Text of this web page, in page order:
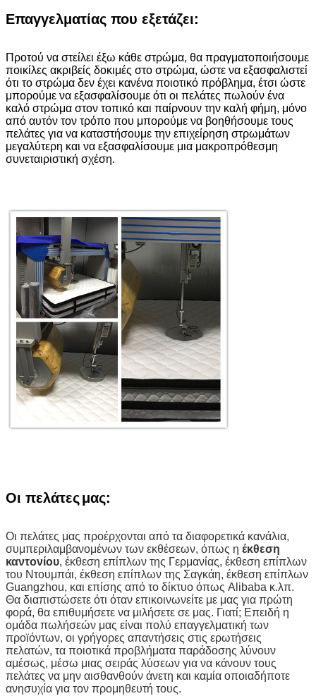
Επαγγελματίας που εξετάζει:
Προτού να στείλει έξω κάθε στρώμα, θα πραγματοποιήσουμε
ποικίλες ακριβείς δοκιμές στο στρώμα, ώστε να εξασφαλιστεί
ότι το στρώμα δεν έχει κανένα ποιοτικό πρόβλημα, έτσι ώστε
μπορούμε να εξασφαλίσουμε ότι οι πελάτες πωλούν ένα
καλό στρώμα στον τοπικό και παίρνουν την καλή φήμη, μόνο
από αυτόν τον τρόπο που μπορούμε να βοηθήσουμε τους
πελάτες για να καταστήσουμε την επιχείρηση στρωμάτων
μεγαλύτερη και να εξασφαλίσουμε μια μακροπρόθεσμη
συνεταιριστική σχέση.
Οι πελάτεςμας:
Οι πελάτες μας προέρχονται από τα διαφορετικά κανάλια,
συμπεριλαμβανομένων των εκθέσεων, όπως η έκθεση
καντονίου, έκθεση επίπλων της Γερμανίας, έκθεση επίπλων
του Ντουμπάι, έκθεση επίπλων της Σαγκάη, έκθεση επίπλων
Guangzhou, και επίσης από το δίκτυο όπως Alibaba κ.λπ.
Θα διαπιστώσετε ότι όταν επικοινωνείτε με μας για πρώτη
φορά, θα επιθυμήσετε να μιλήσετε σε μας. Γιατί; Επειδή η
ομάδα πωλήσεών μας είναι πολύ επαγγελματική των
προϊόντων, οι γρήγορες απαντήσεις στις ερωτήσεις
πελατών, τα ποιοτικά προβλήματα παράδοσης λύνουν
αμέσως, μέσω μιας σειράς λύσεων για να κάνουν τους
πελάτες να μην αισθανθούν άνετη και καμία οποιαδήποτε
ανησυχία για τον προμηθευτή τους.